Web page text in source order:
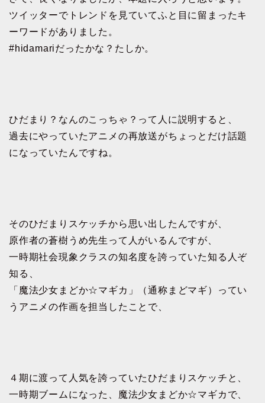
ツイッターでトレンドを見ていてふと目に留まったキ
ーワードがありました。
#hidamariだったかな？たしか。
ひだまり？なんのこっちゃ？ って人に説明すると、
過去にやっていたアニメの再放送がちょっとだけ話題
になっていたんですね。
そのひだまりスケッチから思い出したんですが、
原作者の蒼樹うめ先生って人がいるんですが、
一時期社会現象クラスの知名度を誇っていた知る人ぞ
知る、
「魔法少女まどか☆マギカ」（通称まどマギ）ってい
うアニメの作画を担当したことで、
４期に渡って人気を誇っていたひだまりスケッチと、
一時期ブームになった、魔法少女まどか☆マギカで、